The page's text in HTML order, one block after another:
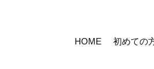
HOME 初めての